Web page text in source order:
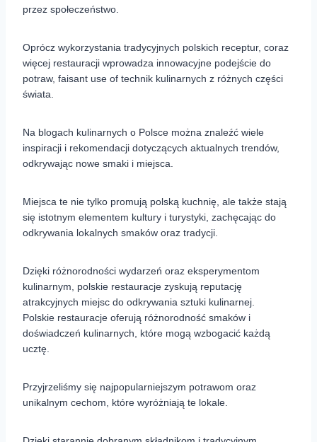
przez społeczeństwo.
Oprócz wykorzystania tradycyjnych polskich receptur, coraz
więcej restauracji wprowadza innowacyjne podejście do
potraw, faisant use of technik kulinarnych z różnych części
świata.
Na blogach kulinarnych o Polsce można znaleźć wiele
inspiracji i rekomendacji dotyczących aktualnych trendów,
odkrywając nowe smaki i miejsca.
Miejsca te nie tylko promują polską kuchnię, ale także stają
się istotnym elementem kultury i turystyki, zachęcając do
odkrywania lokalnych smaków oraz tradycji.
Dzięki różnorodności wydarzeń oraz eksperymentom
kulinarnym, polskie restauracje zyskują reputację
atrakcyjnych miejsc do odkrywania sztuki kulinarnej.
Polskie restauracje oferują różnorodność smaków i
doświadczeń kulinarnych, które mogą wzbogacić każdą
ucztę.
Przyjrzeliśmy się najpopularniejszym potrawom oraz
unikalnym cechom, które wyróżniają te lokale.